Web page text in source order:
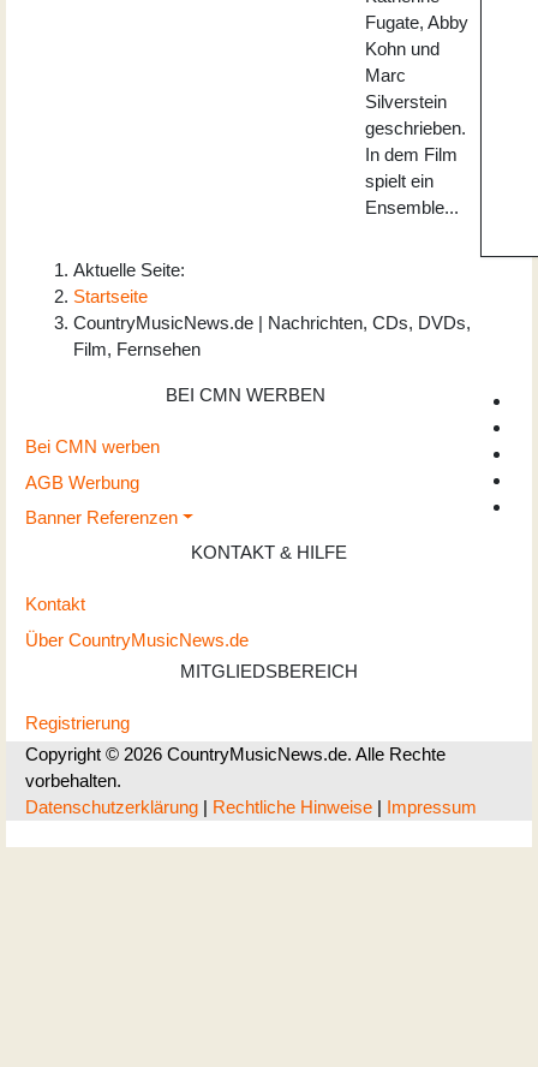
Fugate, Abby
Kohn und
Marc
Silverstein
geschrieben.
In dem Film
spielt ein
Ensemble...
Aktuelle Seite:
Startseite
CountryMusicNews.de | Nachrichten, CDs, DVDs,
Film, Fernsehen
BEI CMN WERBEN
Bei CMN werben
AGB Werbung
Banner Referenzen
KONTAKT & HILFE
Kontakt
Über CountryMusicNews.de
MITGLIEDSBEREICH
Registrierung
Copyright © 2026 CountryMusicNews.de. Alle Rechte
vorbehalten.
Datenschutzerklärung | Rechtliche Hinweise | Impressum